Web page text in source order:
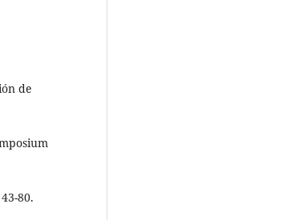
de
80.